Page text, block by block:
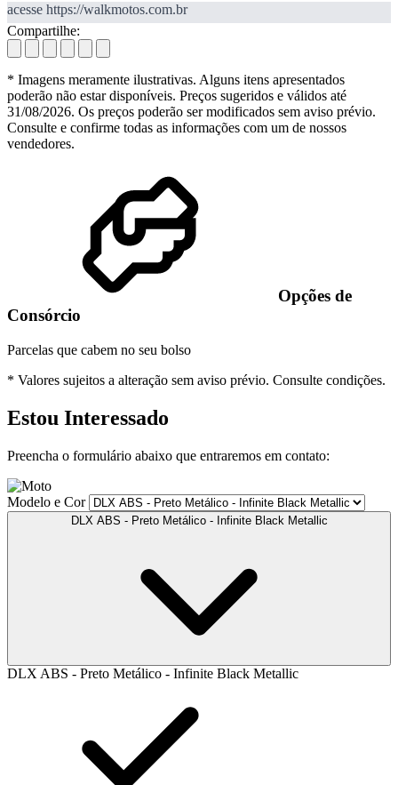
acesse https://walkmotos.com.br
Compartilhe:
* Imagens meramente ilustrativas. Alguns itens apresentados
poderão não estar disponíveis. Preços sugeridos e válidos até
31/08/2026. Os preços poderão ser modificados sem aviso prévio.
Consulte e confirme todas as informações com um de nossos
vendedores.
Opções de
Consórcio
Parcelas que cabem no seu bolso
* Valores sujeitos a alteração sem aviso prévio. Consulte condições.
Estou Interessado
Preencha o formulário abaixo que entraremos em contato:
Modelo e Cor
DLX ABS - Preto Metálico - Infinite Black Metallic
DLX ABS - Preto Metálico - Infinite Black Metallic